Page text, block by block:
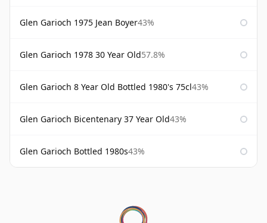
Glen Garioch 1975 Jean Boyer43%
Glen Garioch 1978 30 Year Old57.8%
Glen Garioch 8 Year Old Bottled 1980's 75cl43%
Glen Garioch Bicentenary 37 Year Old43%
Glen Garioch Bottled 1980s43%